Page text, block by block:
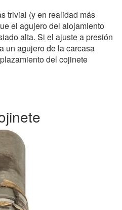
trivial (y en realidad más
el agujero del alojamiento
alta. Si el ajuste a presión
un agujero de la carcasa
del cojinete